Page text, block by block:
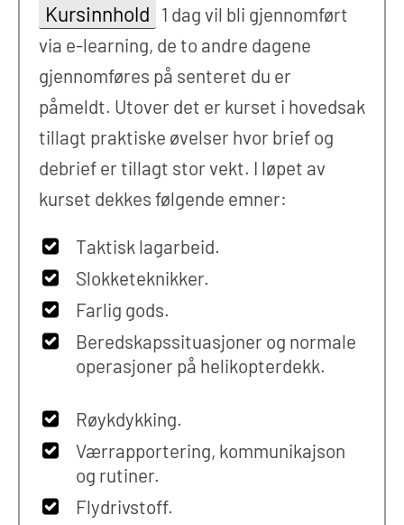
Kursinnhold 1 dag vil bli gjennomført
via e-learning, de to andre dagene
gjennomføres på senteret du er
påmeldt. Utover det er kurset i hovedsak
tillagt praktiske øvelser hvor brief og
debrief er tillagt stor vekt. I løpet av
kurset dekkes følgende emner:
Taktisk lagarbeid.
Slokketeknikker.
Farlig gods.
Beredskapssituasjoner og normale
operasjoner på helikopterdekk.
Røykdykking.
Værrapportering, kommunikajson
og rutiner.
Flydrivstoff.